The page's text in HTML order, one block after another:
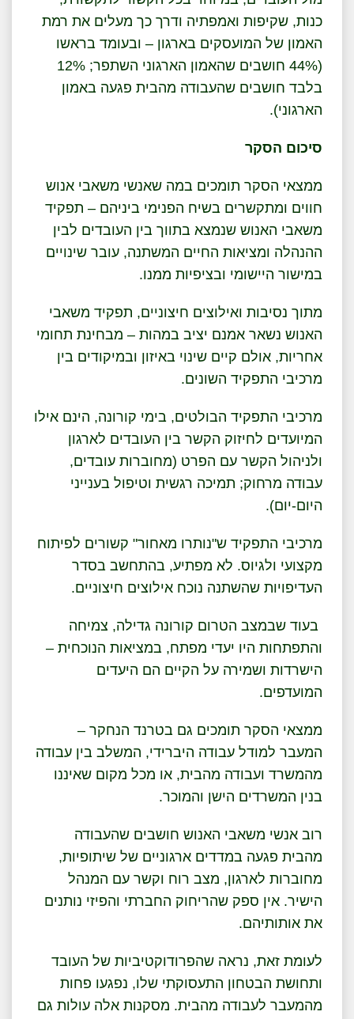
כנות, שקיפות ואמפתיה ודרך כך מעלים את רמת
האמון של המועסקים בארגון – ובעומד בראשו
(44% חושבים שהאמון הארגוני השתפר; 12%
בלבד חושבים שהעבודה מהבית פגעה באמון
הארגוני).
סיכום הסקר
ממצאי הסקר תומכים במה שאנשי משאבי אנוש
חווים ומתקשרים בשיח הפנימי ביניהם – תפקיד
משאבי האנוש שנמצא בתווך בין העובדים לבין
ההנהלה ומציאות החיים המשתנה, עובר שינויים
במישור היישומי ובציפיות ממנו.
מתוך נסיבות ואילוצים חיצוניים, תפקיד משאבי
האנוש נשאר אמנם יציב במהות – מבחינת תחומי
אחריות, אולם קיים שינוי באיזון ובמיקודים בין
מרכיבי התפקיד השונים.
מרכיבי התפקיד הבולטים, בימי קורונה, הינם אילו
המיועדים לחיזוק הקשר בין העובדים לארגון
ולניהול הקשר עם הפרט (מחוברות עובדים,
עבודה מרחוק; תמיכה רגשית וטיפול בענייני
היום-יום).
מרכיבי התפקיד ש"נותרו מאחור" קשורים לפיתוח
מקצועי ולגיוס. לא מפתיע, בהתחשב בסדר
העדיפויות שהשתנה נוכח אילוצים חיצוניים.
בעוד שבמצב הטרום קורונה גדילה, צמיחה
והתפתחות היו יעדי מפתח, במציאות הנוכחית –
הישרדות ושמירה על הקיים הם היעדים
המועדפים.
ממצאי הסקר תומכים גם בטרנד הנחקר –
המעבר למודל עבודה היברידי, המשלב בין עבודה
מהמשרד ועבודה מהבית, או מכל מקום שאיננו
בנין המשרדים הישן והמוכר.
רוב אנשי משאבי האנוש חושבים שהעבודה
מהבית פגעה במדדים ארגוניים של שיתופיות,
מחוברות לארגון, מצב רוח וקשר עם המנהל
הישיר. אין ספק שהריחוק החברתי והפיזי נותנים
את אותותיהם.
לעומת זאת, נראה שהפרודוקטיביות של העובד
ותחושת הבטחון התעסוקתי שלו, נפגעו פחות
מהמעבר לעבודה מהבית. מסקנות אלה עולות גם